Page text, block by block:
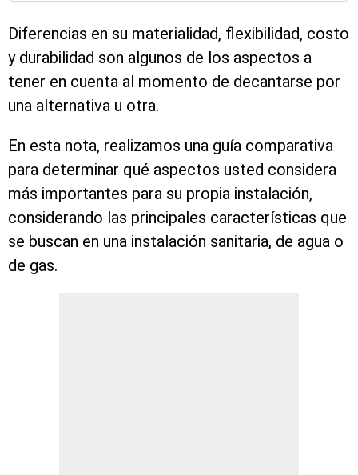
Diferencias en su materialidad, flexibilidad, costo
y durabilidad son algunos de los aspectos a
tener en cuenta al momento de decantarse por
una alternativa u otra.
En esta nota, realizamos una guía comparativa
para determinar qué aspectos usted considera
más importantes para su propia instalación,
considerando las principales características que
se buscan en una instalación sanitaria, de agua o
de gas.